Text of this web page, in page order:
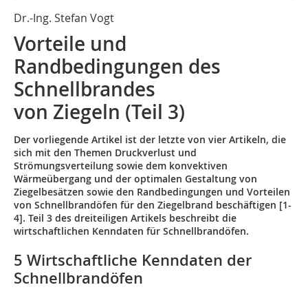
Dr.-Ing. Stefan Vogt
Vorteile und
Randbedingungen des
Schnellbrandes
von Ziegeln (Teil 3)
Der vorliegende Artikel ist der letzte von vier Artikeln, die
sich mit den Themen Druckverlust und
Strömungsverteilung sowie dem konvektiven
Wärmeübergang und der optimalen Gestaltung von
Ziegelbesätzen sowie den Randbedingungen und Vorteilen
von Schnellbrandöfen für den Ziegelbrand beschäftigen [1-
4]. Teil 3 des dreiteiligen Artikels beschreibt die
wirtschaftlichen Kenndaten für Schnellbrandöfen.
5 Wirtschaftliche Kenndaten der
Schnellbrandöfen